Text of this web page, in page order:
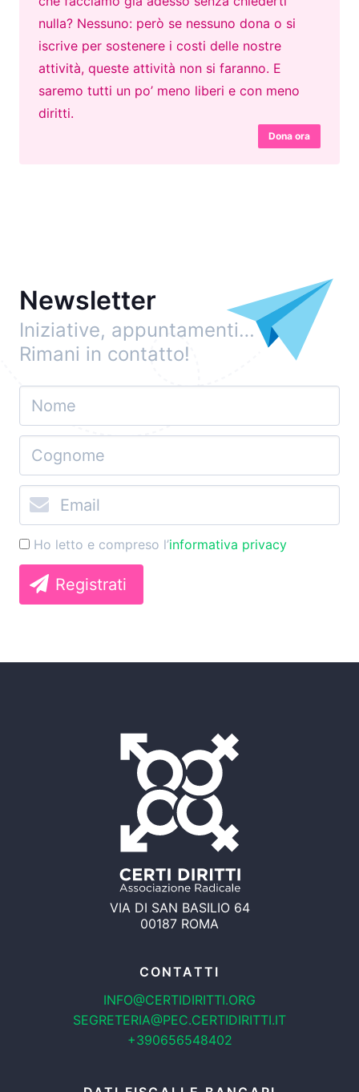
nulla? Nessuno: però se nessuno dona o si
iscrive per sostenere i costi delle nostre
attività, queste attività non si faranno. E
saremo tutti un po’ meno liberi e con meno
diritti.
Dona ora
Newsletter
Iniziative, appuntamenti…
Rimani in contatto!
Ho letto e compreso l’informativa privacy
Registrati
VIA DI SAN BASILIO 64
00187 ROMA
CONTATTI
INFO@CERTIDIRITTI.ORG
SEGRETERIA@PEC.CERTIDIRITTI.IT
+390656548402